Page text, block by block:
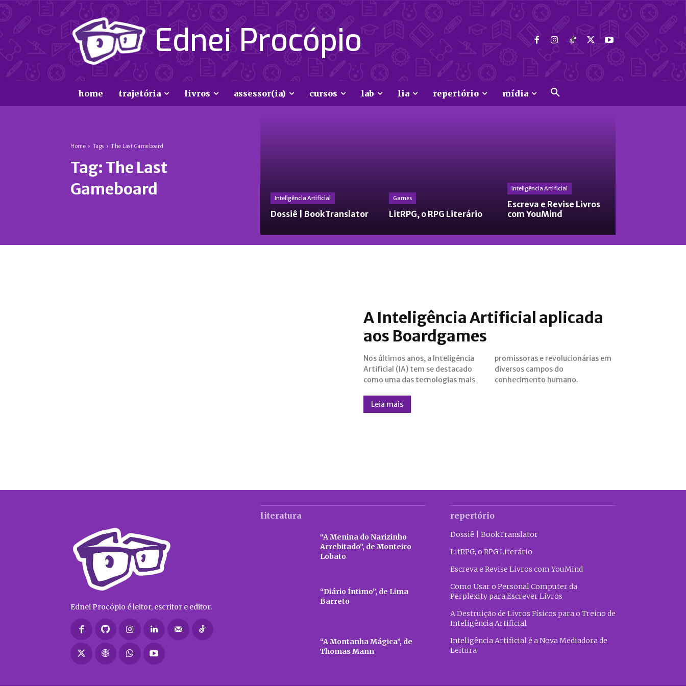
Ednei Procópio
home trajetória livros assessor(ia) cursos lab lia repertório mídia
Home Tags The Last Gameboard
Tag: The Last
Gameboard
Inteligência Artificial
Dossiê | BookTranslator
Games
LitRPG, o RPG Literário
Inteligência Artificial
Escreva e Revise Livros
com YouMind
A Inteligência Artificial aplicada
aos Boardgames
Nos últimos anos, a Inteligência
Artificial (IA) tem se destacado
como uma das tecnologias mais
promissoras e revolucionárias em
diversos campos do
conhecimento humano.
Leia mais
Ednei Procópio é leitor, escritor e editor.
literatura
“A Menina do Narizinho
Arrebitado”, de Monteiro
Lobato
“Diário Íntimo”, de Lima
Barreto
“A Montanha Mágica”, de
Thomas Mann
repertório
Dossiê | BookTranslator
LitRPG, o RPG Literário
Escreva e Revise Livros com YouMind
Como Usar o Personal Computer da
Perplexity para Escrever Livros
A Destruição de Livros Físicos para o Treino de
Inteligência Artificial
Inteligência Artificial é a Nova Mediadora de
Leitura